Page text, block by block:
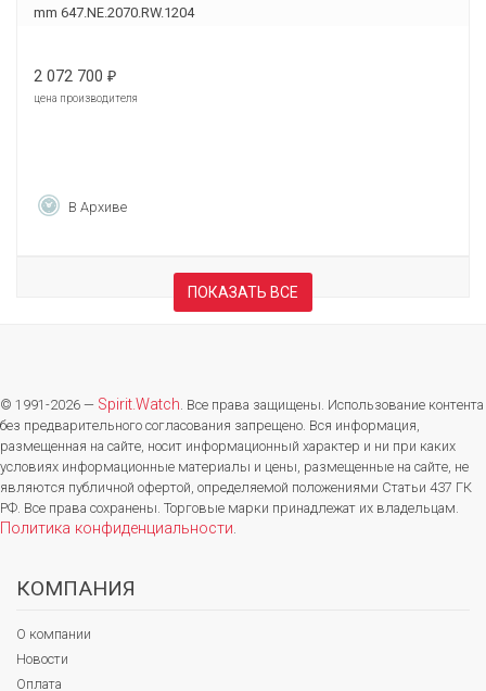
mm 647.NE.2070.RW.1204
2 072 700 ₽
цена производителя
В Архиве
ПОКАЗАТЬ ВСЕ
© 1991-2026 — Spirit.Watch. Все права защищены. Использование контента
без предварительного согласования запрещено. Вся информация,
размещенная на сайте, носит информационный характер и ни при каких
условиях информационные материалы и цены, размещенные на сайте, не
являются публичной офертой, определяемой положениями Статьи 437 ГК
РФ. Все права сохранены. Торговые марки принадлежат их владельцам.
Политика конфиденциальности.
КОМПАНИЯ
О компании
Новости
Оплата